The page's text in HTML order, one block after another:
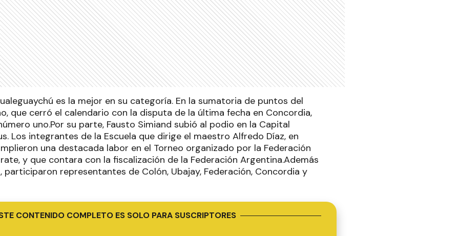
es la mejor en su categoría. En la sumatoria de puntos del
que cerró el calendario con la disputa de la última fecha en Concordia,
uno.Por su parte, Fausto Simiand subió al podio en la Capital
Los integrantes de la Escuela que dirige el maestro Alfredo Díaz, en
una destacada labor en el Torneo organizado por la Federación
y que contara con la fiscalización de la Federación Argentina.Además
participaron representantes de Colón, Ubajay, Federación, Concordia y
CONTENIDO COMPLETO ES SOLO PARA SUSCRIPTORES